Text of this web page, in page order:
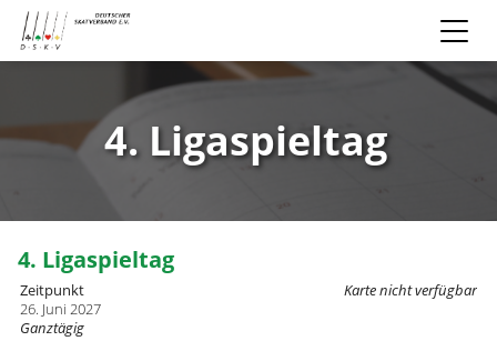
4. Ligaspieltag
4. Ligaspieltag
Karte nicht verfügbar
Zeitpunkt
26. Juni 2027
Ganztägig